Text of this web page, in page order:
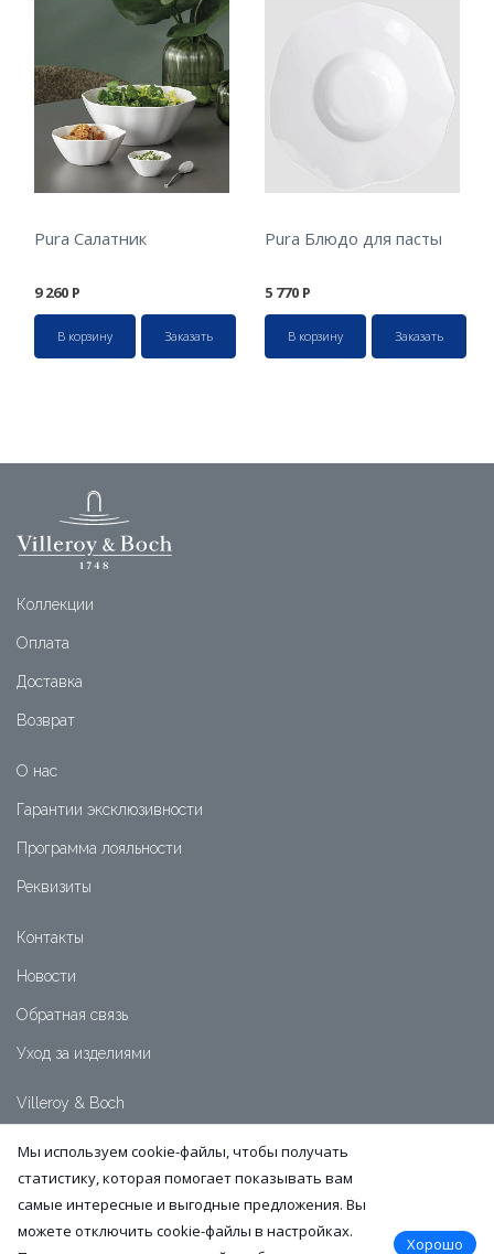
Pura Салатник
9 260 Р
В корзину Заказать
Pura Блюдо для пасты
5 770 Р
В корзину Заказать
Коллекции
Оплата
Доставка
Возврат
О нас
Гарантии эксклюзивности
Программа лояльности
Реквизиты
Контакты
Новости
Обратная связь
Уход за изделиями
Villeroy & Boch
+7 (991) 5-007-515
Часы работы:
пн-пт: 10:00-19:00
Мы используем cookie-файлы, чтобы получать
статистику, которая помогает показывать вам
самые интересные и выгодные предложения. Вы
можете отключить cookie-файлы в настройках.
Хорошо